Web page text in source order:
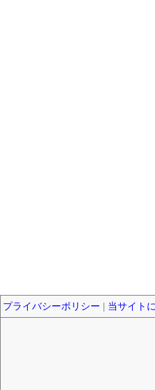
プライバシーポリシー 当サイト